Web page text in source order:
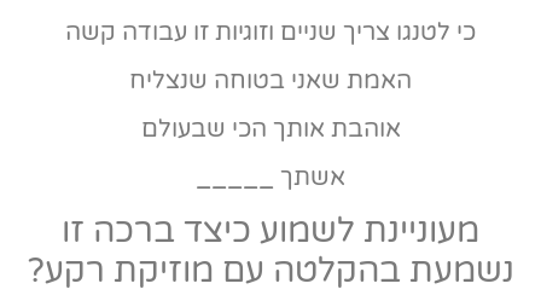
כי לטנגו צריך שניים וזוגיות זו עבודה קשה
האמת שאני בטוחה שנצליח
אוהבת אותך הכי שבעולם
אשתך _____
מעוניינת לשמוע כיצד ברכה זו
נשמעת בהקלטה עם מוזיקת רקע?